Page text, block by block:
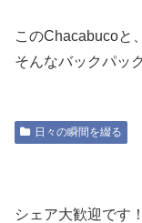
このChacabucoと
そんなバックパッ
日々の瞬間を綴る
シェア大歓迎です